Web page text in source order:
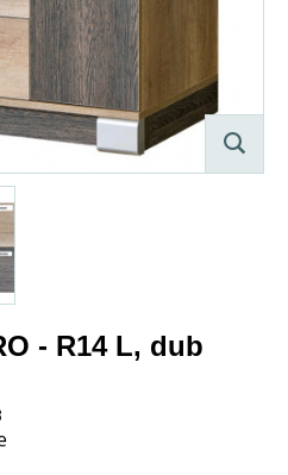
- R14 L, dub